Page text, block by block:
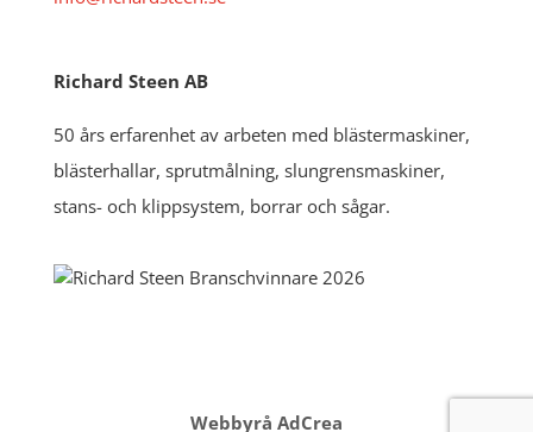
Richard Steen AB
50 års erfarenhet av arbeten med blästermaskiner,
blästerhallar, sprutmålning, slungrensmaskiner,
stans- och klippsystem, borrar och sågar.
Webbyrå AdCrea